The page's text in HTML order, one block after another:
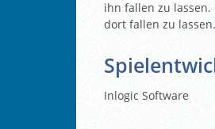
ihn fallen zu
dort fallen zu lassen.
Inlogic Software